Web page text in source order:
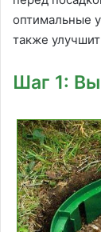
оптимальные
также
Шаг 1: